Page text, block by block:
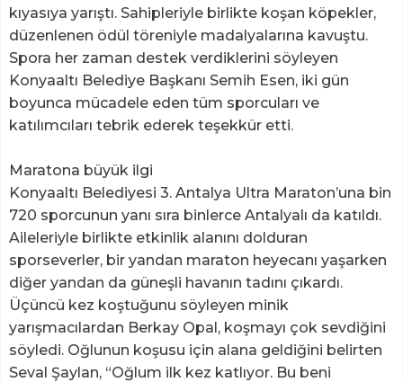
kıyasıya yarıştı. Sahipleriyle birlikte koşan köpekler,
düzenlenen ödül töreniyle madalyalarına kavuştu.
Spora her zaman destek verdiklerini söyleyen
Konyaaltı Belediye Başkanı Semih Esen, iki gün
boyunca mücadele eden tüm sporcuları ve
katılımcıları tebrik ederek teşekkür etti.
Maratona büyük ilgi
Konyaaltı Belediyesi 3. Antalya Ultra Maraton’una bin
720 sporcunun yanı sıra binlerce Antalyalı da katıldı.
Aileleriyle birlikte etkinlik alanını dolduran
sporseverler, bir yandan maraton heyecanı yaşarken
diğer yandan da güneşli havanın tadını çıkardı.
Üçüncü kez koştuğunu söyleyen minik
yarışmacılardan Berkay Opal, koşmayı çok sevdiğini
söyledi. Oğlunun koşusu için alana geldiğini belirten
Seval Şaylan, “Oğlum ilk kez katlıyor. Bu beni